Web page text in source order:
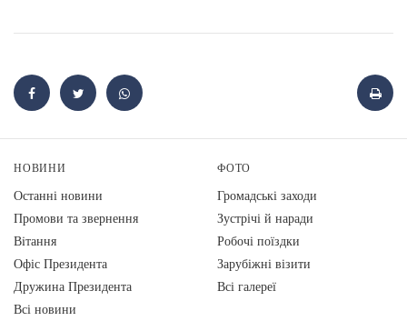
НОВИНИ
Останні новини
Промови та звернення
Вiтання
Офіс Президента
Дружина Президента
Всі новини
ФОТО
Громадські заходи
Зустрічі й наради
Робочі поїздки
Зарубіжні візити
Всі галереї